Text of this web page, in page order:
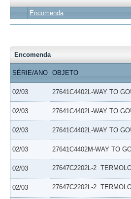
Encomenda
Encomenda
SÉRIE/ANO OBJETO
02/03 27641C4402L-WAY TO
02/03 27641C4402L-WAY TO
02/03 27641C4402L-WAY TO
02/03 27641C4402M-WAY TO
02/03 27647C2202L-2 
02/03 27647C2202L-2 